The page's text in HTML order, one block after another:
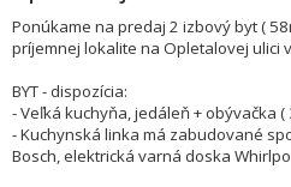
Ponúkame na predaj 2 izbový byt (
príjemnej lokalite na Opletalovej ulici
BYT - dispozícia:
- Veľká kuchyňa, jedáleň + obývačka (
- Kuchynská linka má zabudované
Bosch, elektrická varná doska